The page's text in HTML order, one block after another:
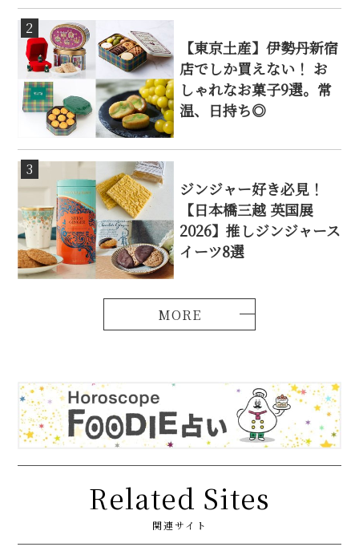
2
【東京土産】伊勢丹新宿
店でしか買えない！ お
しゃれなお菓子9選。常
温、日持ち◎
3
ジンジャー好き必見！
【日本橋三越 英国展
2026】推しジンジャース
イーツ8選
Related Sites
関連サイト